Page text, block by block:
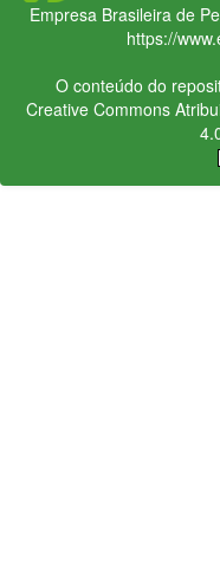
Empresa Brasileira de
https://
O conteúdo do
Creative Commons